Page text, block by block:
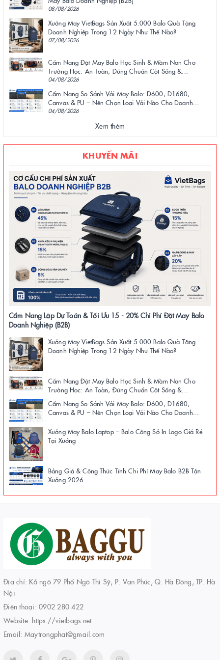
08/08/2026
Xưởng May VietBags Sản Xuất 5.000 Balo Quà Tặng
Doanh Nghiệp Trong 12 Ngày Như Thế Nào?
07/08/2026
Cẩm Nang Đặt May Balo Học Sinh & Mầm Non Cho
Trường Học: An Toàn, Đúng Chuẩn Cột Sống &...
04/08/2026
Cẩm Nang So Sánh Vải May Balo: D600, D1680,
Canvas & PU – Nên Chọn Loại Vải Nào Cho Doanh...
04/08/2026
Xem thêm
KHUYẾN MÃI
Cẩm Nang Lập Dự Toán & Tối Ưu 15 - 20% Chi Phí Đặt May Balo
Doanh Nghiệp (B2B)
Xưởng May VietBags Sản Xuất 5.000 Balo Quà Tặng
Doanh Nghiệp Trong 12 Ngày Như Thế Nào?
Cẩm Nang Đặt May Balo Học Sinh & Mầm Non Cho
Trường Học: An Toàn, Đúng Chuẩn Cột Sống &...
Cẩm Nang So Sánh Vải May Balo: D600, D1680,
Canvas & PU – Nên Chọn Loại Vải Nào Cho Doanh...
Xưởng May Balo Laptop – Balo Công Sở In Logo Giá Rẻ
Tại Xưởng
Bảng Giá & Công Thức Tính Chi Phí May Balo B2B Tận
Xưởng 2026
Địa chỉ: K6 ngõ 79 Phố Ngô Thì Sỹ, P. Vạn Phúc, Q. Hà Đông, TP. Hà
Nội
Điện thoại: 0902 280 422
Website: https://vietbags.net
Email: Maytrongphat@gmail.com